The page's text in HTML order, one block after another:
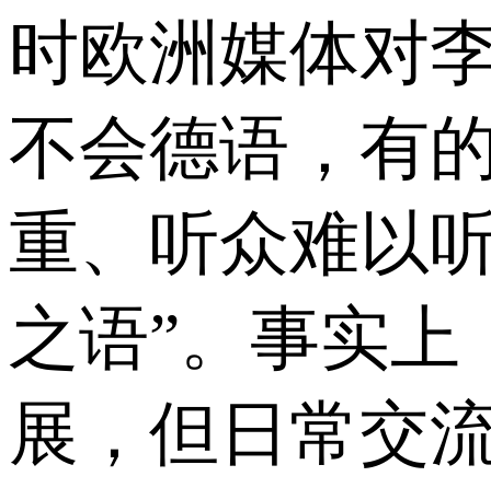
时欧洲媒体对
不会德语，有
重、听众难以
之语”。事实
展，但日常交